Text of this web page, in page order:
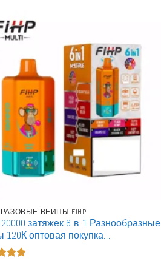
ВЕЙПЫ FIHP
затяжек 6-в-1 Разнообразные
120К оптовая покупка
одноразовые вейпы